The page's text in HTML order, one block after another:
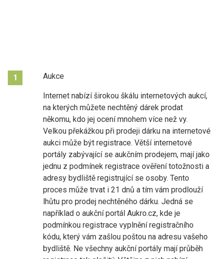
1 Aukce
Internet nabízí širokou škálu internetových aukcí,
na kterých můžete nechtěný dárek prodat
někomu, kdo jej ocení mnohem více než vy.
Velkou překážkou při prodeji dárku na internetové
aukci může být registrace. Větší internetové
portály zabývající se aukčním prodejem, mají jako
jednu z podmínek registrace ověření totožnosti a
adresy bydliště registrující se osoby. Tento
proces může trvat i 21 dnů a tím vám prodlouží
lhůtu pro prodej nechtěného dárku. Jedná se
například o aukční portál Aukro.cz, kde je
podmínkou registrace vyplnění registračního
kódu, který vám zašlou poštou na adresu vašeho
bydliště. Ne všechny aukční portály mají průběh